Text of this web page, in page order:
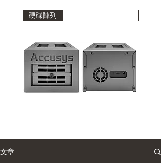
硬碟陣列
2
Module
Enclosure
文章